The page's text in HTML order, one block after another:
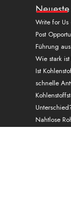
k
e
d
i
n
t
Write for
Post
Führung
Wie stark
Ist
schnelle
Nahtlose